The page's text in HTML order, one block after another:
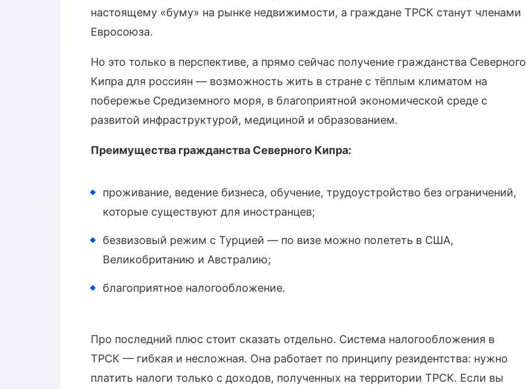
настоящему «буму» на рынке недвижимости, а граждане ТРСК станут членами
Евросоюза.
Но это только в перспективе, а прямо сейчас получение гражданства Северного
Кипра для россиян — возможность жить в стране с тёплым климатом на
побережье Средиземного моря, в благоприятной экономической среде с
развитой инфраструктурой, медициной и образованием.
Преимущества гражданства Северного Кипра:
проживание, ведение бизнеса, обучение, трудоустройство без ограничений,
которые существуют для иностранцев;
безвизовый режим с Турцией — по визе можно полететь в США,
Великобританию и Австралию;
благоприятное налогообложение.
Про последний плюс стоит сказать отдельно. Система налогообложения в
ТРСК — гибкая и несложная. Она работает по принципу резидентства: нужно
платить налоги только с доходов, полученных на территории ТРСК. Если вы